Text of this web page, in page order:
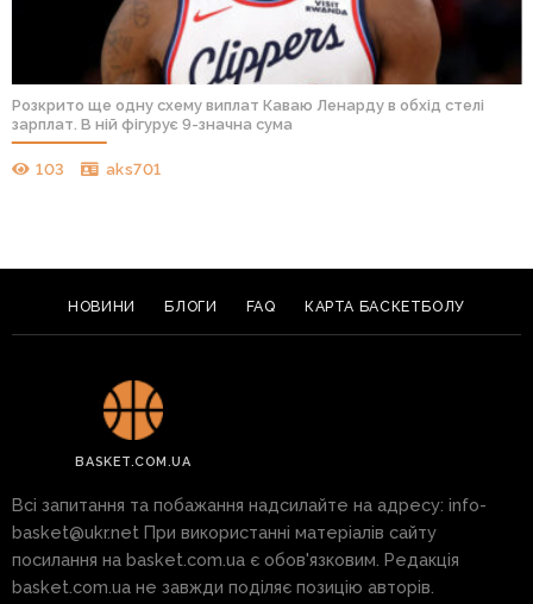
Розкрито ще одну схему виплат Каваю Ленарду в обхід стелі
зарплат. В ній фігурує 9-значна сума
103 aks701
НОВИНИ БЛОГИ FAQ КАРТА БАСКЕТБОЛУ
BASKET.COM.UA
Всі запитання та побажання надсилайте на адресу: info-
basket@ukr.net При використанні матеріалів сайту
посилання на basket.com.ua є обов'язковим. Редакція
basket.com.ua не завжди поділяє позицію авторів.